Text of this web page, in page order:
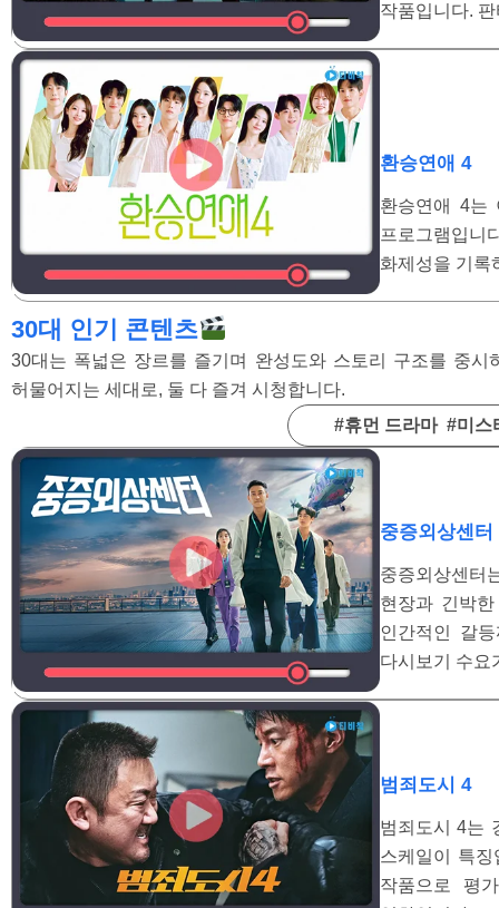
작품입니다.
환승연애 4
환승연애 4는
프로그램입
화제성을 기록
30대 인기 콘텐츠
30대는 폭넓은 장르를 즐기며 완성도와 스토리 구조를 중
허물어지는 세대로, 둘 다 즐겨 시청합니다.
#휴먼 드라마 #미스
중증외상센터
중증외상센
현장과 긴박
인간적인 갈
다시보기 수요
범죄도시 4
범죄도시 4는
스케일이 특
작품으로 평